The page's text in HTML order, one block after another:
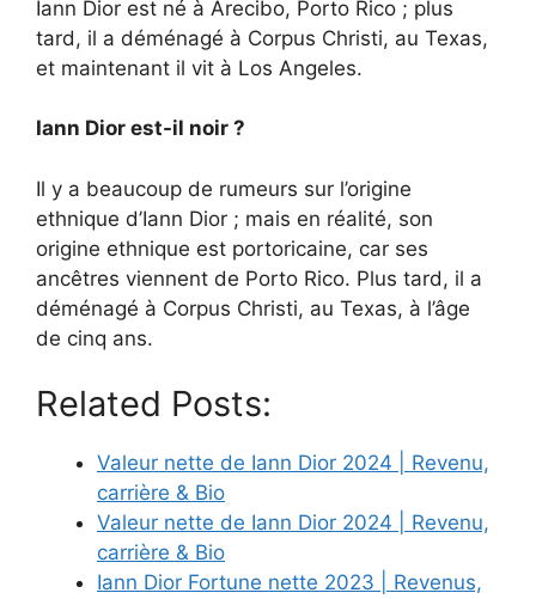
Iann Dior est né à Arecibo, Porto Rico ; plus
tard, il a déménagé à Corpus Christi, au Texas,
et maintenant il vit à Los Angeles.
Iann Dior est-il noir ?
Il y a beaucoup de rumeurs sur l’origine
ethnique d’Iann Dior ; mais en réalité, son
origine ethnique est portoricaine, car ses
ancêtres viennent de Porto Rico. Plus tard, il a
déménagé à Corpus Christi, au Texas, à l’âge
de cinq ans.
Related Posts:
Valeur nette de Iann Dior 2024 | Revenu,
carrière & Bio
Valeur nette de Iann Dior 2024 | Revenu,
carrière & Bio
Iann Dior Fortune nette 2023 | Revenus,